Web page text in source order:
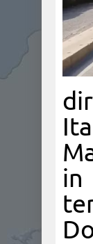
in